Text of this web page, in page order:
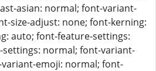
asian: normal; font-variant-
size-adjust: none; font-kerning:
auto; font-feature-settings:
normal; font-variant-
emoji: normal; font-